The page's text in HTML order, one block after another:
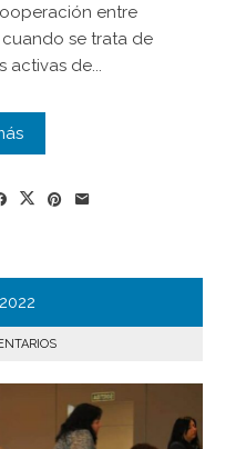
entre
se trata de
activas de...
2022